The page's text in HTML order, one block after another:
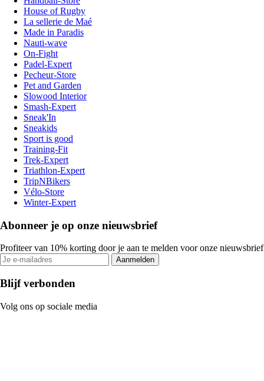
House of Rugby
La sellerie de Maé
Made in Paradis
Nauti-wave
On-Fight
Padel-Expert
Pecheur-Store
Pet and Garden
Slowood Interior
Smash-Expert
Sneak'In
Sneakids
Sport is good
Training-Fit
Trek-Expert
Triathlon-Expert
TripNBikers
Vélo-Store
Winter-Expert
Abonneer je op onze nieuwsbrief
Profiteer van 10% korting door je aan te melden voor onze nieuwsbrief
Aanmelden
Blijf verbonden
Volg ons op sociale media